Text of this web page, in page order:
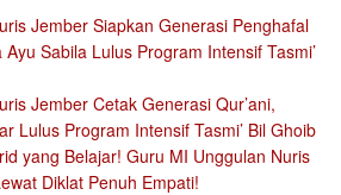
Jember Siapkan Generasi Penghafal
Ayu Sabila Lulus Program Intensif Tasmi’
Jember Cetak Generasi Qur’ani,
Lulus Program Intensif Tasmi’ Bil Ghoib
yang Belajar! Guru MI Unggulan Nuris
Diklat Penuh Empati!